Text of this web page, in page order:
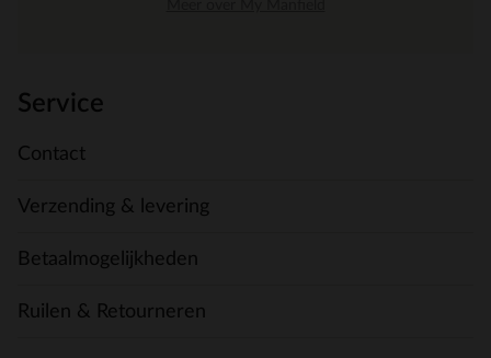
Service
Contact
Verzending & levering
Betaalmogelijkheden
Ruilen & Retourneren